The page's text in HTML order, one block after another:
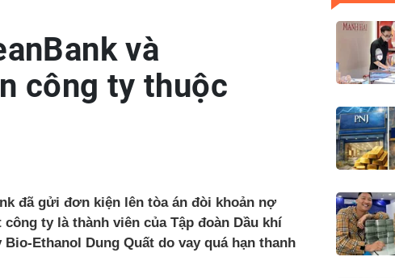
và
công ty thuộc
đã gửi đơn kiện lên tòa án đòi khoản nợ
ty là thành viên của Tập đoàn Dầu khí
Ethanol Dung Quất do vay quá hạn thanh